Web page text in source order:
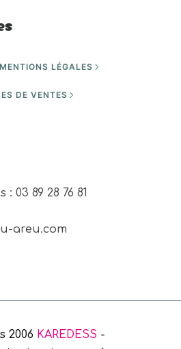
MENTIONS LÉGALES
DE VENTES
03 89 28 76 81
areu.com
2006 KAREDESS -